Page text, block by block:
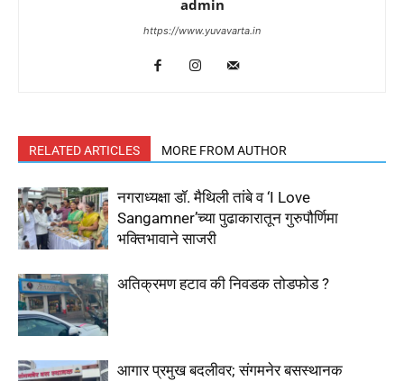
admin
https://www.yuvavarta.in
RELATED ARTICLES MORE FROM AUTHOR
नगराध्यक्षा डॉ. मैथिली तांबे व ‘I Love
Sangamner’च्या पुढाकारातून गुरुपौर्णिमा
भक्तिभावाने साजरी
अतिक्रमण हटाव की निवडक तोडफोड ?
आगार प्रमुख बदलीवर; संगमनेर बसस्थानक